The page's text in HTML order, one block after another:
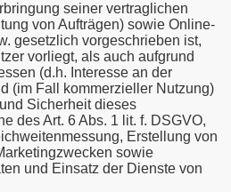
seiner vertraglichen
von Aufträgen) sowie Online-
gesetzlich vorgeschrieben ist,
vorliegt, als auch aufgrund
(d.h. Interesse an der
(im Fall kommerzieller Nutzung)
Sicherheit dieses
des Art. 6 Abs. 1 lit. f. DSGVO,
Erstellung von
sowie
und Einsatz der Dienste von